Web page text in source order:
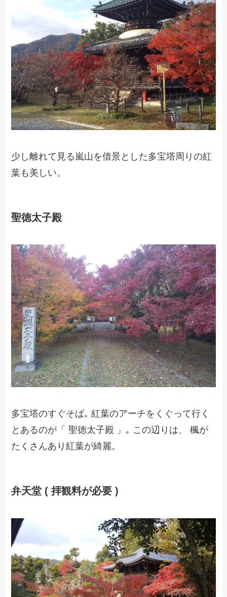
少し離れて見る嵐山を借景とした多宝塔周りの紅
葉も美しい。
聖徳太子殿
多宝塔のすぐそば｡ 紅葉のアーチをくぐって行く
とあるのが「 聖徳太子殿 」｡ この辺りは、 楓が
たくさんあり紅葉が綺麗。
弁天堂 ( 拝観料が必要 )